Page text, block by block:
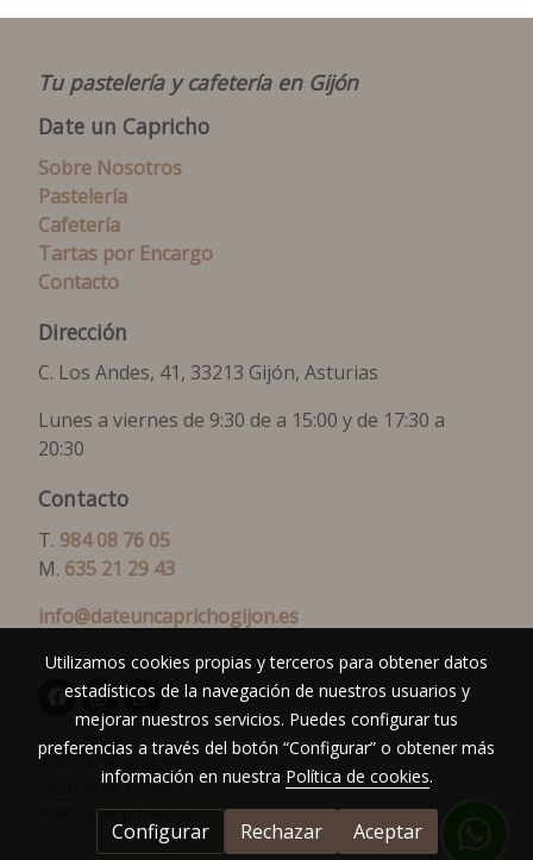
Tu pastelería y cafetería en Gijón
Date un Capricho
Sobre Nosotros
Pastelería
Cafetería
Tartas por Encargo
Contacto
Dirección
C. Los Andes, 41, 33213 Gijón, Asturias
Lunes a viernes de 9:30 de a 15:00 y de 17:30 a
20:30
Contacto
T. 984 08 76 05
M. 635 21 29 43
info@dateuncaprichogijon.es
Aviso legal
Política de cookies
Gestión de cookies
Política de privacidad
Utilizamos cookies propias y terceros para obtener datos
estadísticos de la navegación de nuestros usuarios y
mejorar nuestros servicios. Puedes configurar tus
preferencias a través del botón “Configurar” o obtener más
información en nuestra Política de cookies.
Configurar Rechazar Aceptar